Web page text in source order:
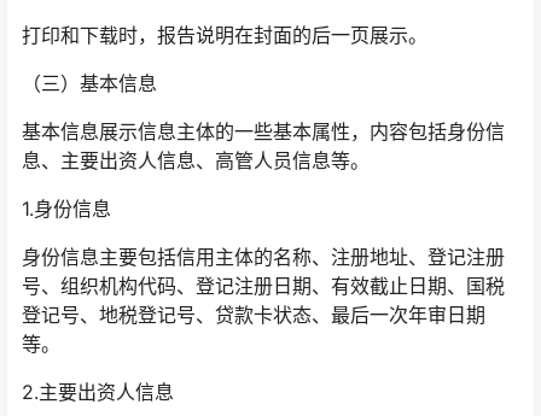
打印和下载时，报告说明在封面的后一页展示。
（三）基本信息
基本信息展示信息主体的一些基本属性，内容包括身份信
息、主要出资人信息、高管人员信息等。
1.身份信息
身份信息主要包括信用主体的名称、注册地址、登记注册
号、组织机构代码、登记注册日期、有效截止日期、国税
登记号、地税登记号、贷款卡状态、最后一次年审日期
等。
2.主要出资人信息